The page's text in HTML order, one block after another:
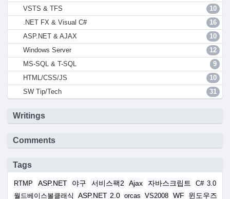
VSTS & TFS
10
.NET FX & Visual C#
16
ASP.NET & AJAX
10
Windows Server
12
MS-SQL & T-SQL
9
HTML/CSS/JS
10
SW Tip/Tech
31
Writings
Comments
Tags
RTMP ASP.NET 야구 서비스팩2 Ajax 자바스크립트
C# 3.0
월드베이스볼클래식
ASP.NET 2.0 orcas VS2008 WF
윈도우즈